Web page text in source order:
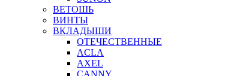
ВЕТОШЬ
ВИНТЫ
ВКЛАДЫШИ
ОТЕЧЕСТВЕННЫЕ
ACLA
AXEL
CANNY